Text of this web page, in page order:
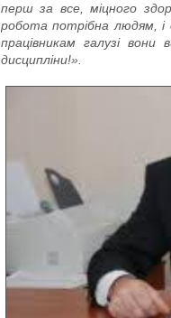
перш за все, міцного
робота потрібна людям, і
працівникам галузі вони
дисципліни!».